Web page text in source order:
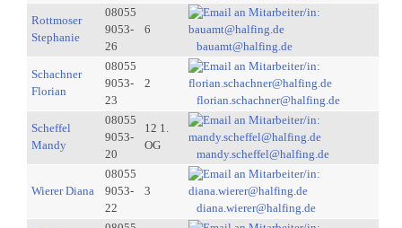
Rottmoser
Stephanie
08055
9053-
26
6
bauamt@halfing.de
Schachner
Florian
08055
9053-
23
2
florian.schachner@halfing.de
Scheffel
Mandy
08055
9053-
20
12 1.
OG
mandy.scheffel@halfing.de
Wierer Diana
08055
9053-
22
3
diana.wierer@halfing.de